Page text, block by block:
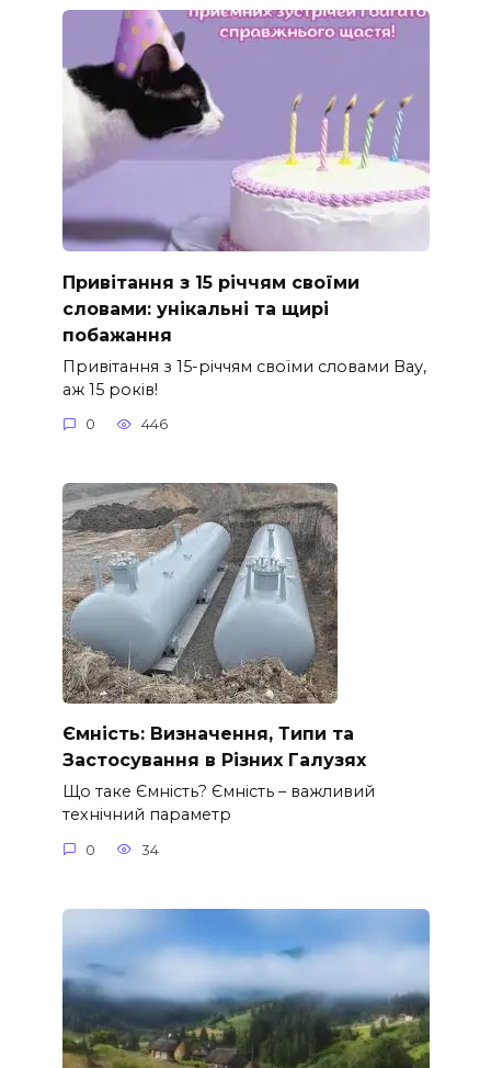
Привітання з 15 річчям своїми
словами: унікальні та щирі
побажання
Привітання з 15-річчям своїми словами Вау,
аж 15 років!
0 446
Ємність: Визначення, Типи та
Застосування в Різних Галузях
Що таке Ємність? Ємність – важливий
технічний параметр
0 34